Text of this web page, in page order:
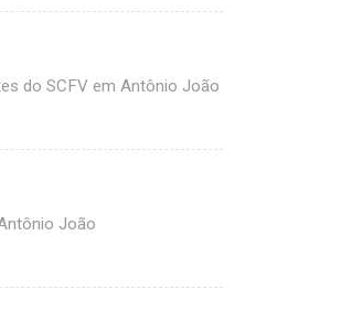
do SCFV em Antônio João
João